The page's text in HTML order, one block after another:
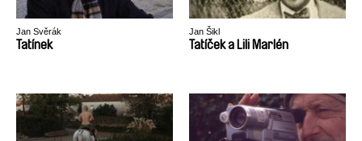
Jan Svěrák
Tatínek
Jan Šikl
Tatíček a Lili Marlén